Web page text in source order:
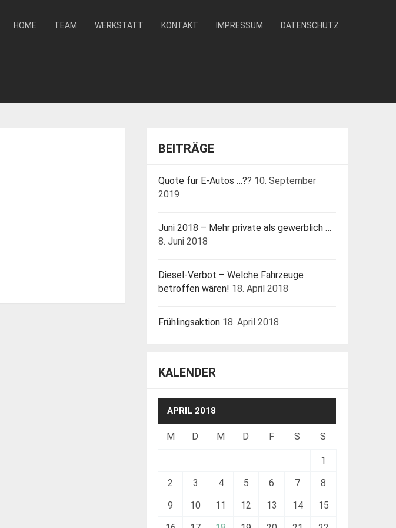
HOME TEAM WERKSTATT KONTAKT IMPRESSUM DATENSCHUTZ
BEITRÄGE
Quote für E-Autos …?? 10. September
2019
Juni 2018 – Mehr private als gewerblich …
8. Juni 2018
Diesel-Verbot – Welche Fahrzeuge
betroffen wären! 18. April 2018
Frühlingsaktion 18. April 2018
KALENDER
APRIL 2018
M D M D F S S
1
2
3 4 5 6 7
8
9
10 11 12 13 14
15